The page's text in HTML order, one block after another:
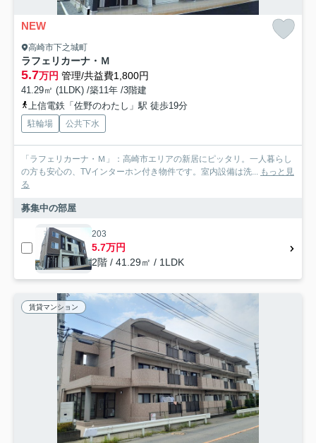
NEW
高崎市下之城町
ラフェリカーナ・Ｍ
5.7万円 管理/共益費1,800円
41.29㎡ (1LDK) /築11年 /3階建
上信電鉄「佐野のわたし」駅 徒歩19分
駐輪場 公共下水
「ラフェリカーナ・Ｍ」：高崎市エリアの新居にピッタリ。一人暮らし
の方も安心の、TVインターホン付き物件です。室内設備は洗...
もっと見
る
募集中の部屋
203
5.7万円
2階 / 41.29㎡ / 1LDK
賃貸マンション